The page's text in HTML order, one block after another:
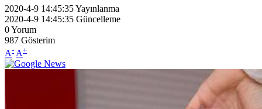
2020-4-9 14:45:35Yayınlanma
2020-4-9 14:45:35 Güncelleme
0Yorum
987 Gösterim
A- A+